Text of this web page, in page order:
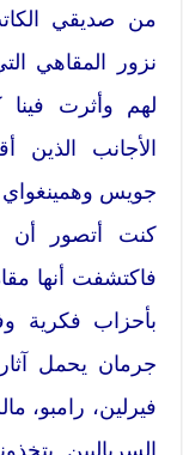
من صديقي
نزور المقاهي
لهم وأثرت فينا
الأجانب الذين
جويس وهمينغواي
كنت أتصور أن
فاكتشفت أنها
بأحزاب فكرية
جرمان يحمل
فيرلين، رامبو،
السرياليين